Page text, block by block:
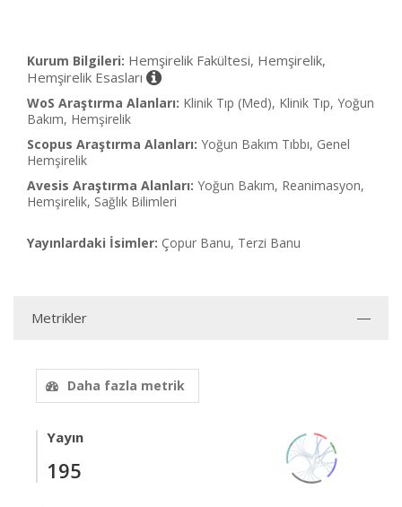
Kurum Bilgileri: Hemşirelik Fakültesi, Hemşirelik,
Hemşirelik Esasları
WoS Araştırma Alanları: Klinik Tıp (Med), Klinik Tıp, Yoğun
Bakım, Hemşirelik
Scopus Araştırma Alanları: Yoğun Bakım Tıbbı, Genel
Hemşirelik
Avesis Araştırma Alanları: Yoğun Bakım, Reanimasyon,
Hemşirelik, Sağlık Bilimleri
Yayınlardaki İsimler: Çopur Banu, Terzi Banu
Metrikler
Daha fazla metrik
Yayın
195